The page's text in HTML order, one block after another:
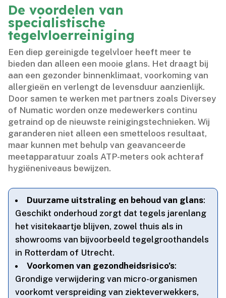
De voordelen van
specialistische
tegelvloerreiniging
Een diep gereinigde tegelvloer heeft meer te
bieden dan alleen een mooie glans.​ Het draagt bij
aan een gezonder binnenklimaat, voorkoming van
allergieën en verlengt de levensduur aanzienlijk.​
Door samen te werken met partners zoals Diversey
of Numatic worden onze medewerkers continu
getraind op de nieuwste reinigingstechnieken.​ Wij
garanderen niet alleen een smetteloos resultaat,
maar kunnen met behulp van geavanceerde
meetapparatuur zoals ATP-meters ook achteraf
hygiëneniveaus bewijzen.​
Duurzame uitstraling en behoud van glans:
Geschikt onderhoud zorgt dat tegels jarenlang
het visitekaartje blijven, zowel thuis als in
showrooms van bijvoorbeeld tegelgroothandels
in Rotterdam of Utrecht.​
Voorkomen van gezondheidsrisico’s:
Grondige verwijdering van micro-organismen
voorkomt verspreiding van ziekteverwekkers,